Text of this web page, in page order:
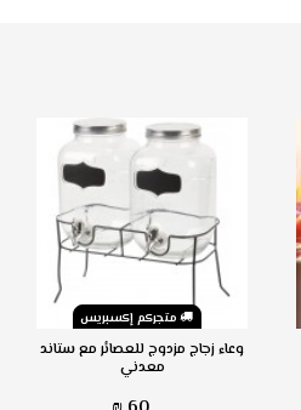
متجركم إكسبريس
وعاء زجاج مزدوج للعصائر مع ستاند
معدني